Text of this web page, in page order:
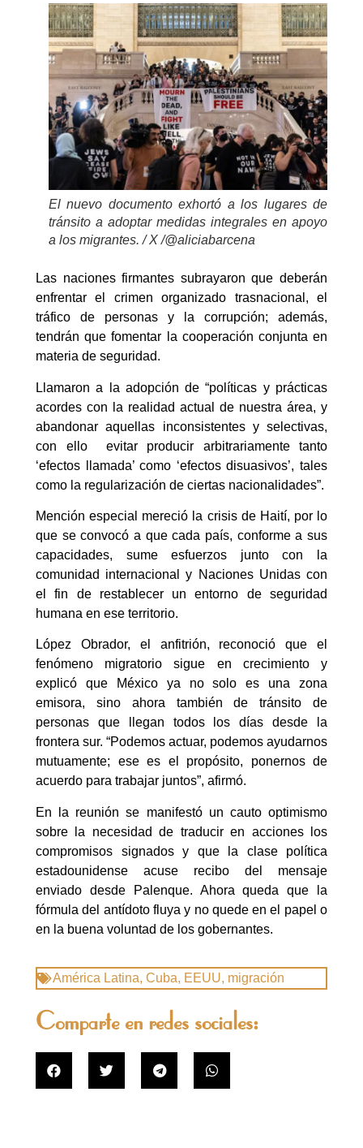
El nuevo documento exhortó a los lugares de
tránsito a adoptar medidas integrales en apoyo
a los migrantes. / X /@aliciabarcena
Las naciones firmantes subrayaron que deberán
enfrentar el crimen organizado trasnacional, el
tráfico de personas y la corrupción; además,
tendrán que fomentar la cooperación conjunta en
materia de seguridad.
Llamaron a la adopción de “políticas y prácticas
acordes con la realidad actual de nuestra área, y
abandonar aquellas inconsistentes y selectivas,
con ello evitar producir arbitrariamente tanto
‘efectos llamada’ como ‘efectos disuasivos’, tales
como la regularización de ciertas nacionalidades”.
Mención especial mereció la crisis de Haití, por lo
que se convocó a que cada país, conforme a sus
capacidades, sume esfuerzos junto con la
comunidad internacional y Naciones Unidas con
el fin de restablecer un entorno de seguridad
humana en ese territorio.
López Obrador, el anfitrión, reconoció que el
fenómeno migratorio sigue en crecimiento y
explicó que México ya no solo es una zona
emisora, sino ahora también de tránsito de
personas que llegan todos los días desde la
frontera sur. “Podemos actuar, podemos ayudarnos
mutuamente; ese es el propósito, ponernos de
acuerdo para trabajar juntos”, afirmó.
En la reunión se manifestó un cauto optimismo
sobre la necesidad de traducir en acciones los
compromisos signados y que la clase política
estadounidense acuse recibo del mensaje
enviado desde Palenque. Ahora queda que la
fórmula del antídoto fluya y no quede en el papel o
en la buena voluntad de los gobernantes.
América Latina, Cuba, EEUU, migración
Comparte en redes sociales: